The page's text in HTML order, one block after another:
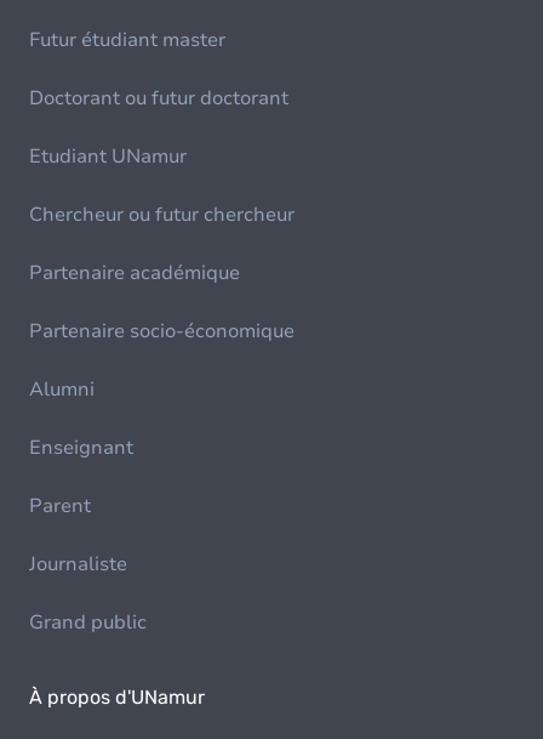
Futur étudiant master
Doctorant ou futur doctorant
Etudiant UNamur
Chercheur ou futur chercheur
Partenaire académique
Partenaire socio-économique
Alumni
Enseignant
Parent
Journaliste
Grand public
À propos d'UNamur